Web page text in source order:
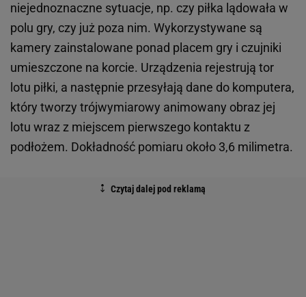
niejednoznaczne sytuacje, np. czy piłka lądowała w
polu gry, czy już poza nim. Wykorzystywane są
kamery zainstalowane ponad placem gry i czujniki
umieszczone na korcie. Urządzenia rejestrują tor
lotu piłki, a następnie przesyłają dane do komputera,
który tworzy trójwymiarowy animowany obraz jej
lotu wraz z miejscem pierwszego kontaktu z
podłożem. Dokładność pomiaru około 3,6 milimetra.